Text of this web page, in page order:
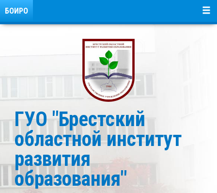
ГУО "Брестский
областной институт
развития
образования"
БОИРО